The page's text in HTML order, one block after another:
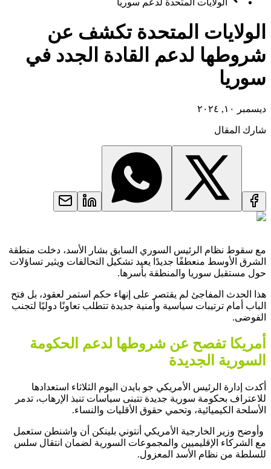
الولايات المتحدة لدعم سوريا
الولايات المتحدة تكشف عن
شروطها لدعم القادة الجدد في
سوريا
ديسمبر ١٠, ٢٠٢٤
شارك المقال
مع سقوط نظام الرئيس السوري السابق بشار الأسد، دخلت منطقة
الشرق الأوسط منعطفًا جديدًا يعيد تشكيل التحالفات ويثير تساؤلات
حول مستقبل سوريا والمنطقة بأسرها.
هذا الحدث المفاجئ لم يقتصر على إنهاء حكم استمر لعقود، بل فتح
الباب أمام ترتيبات سياسية وأمنية جديدة تتطلب تعاونًا دوليًا لتجنب
الفوضى.
أمريكا تفصح عن شروطها لدعم الحكومة
السورية الجديدة
أكدت إدارة الرئيس الأمريكي جو بايدن اليوم الثلاثاء استعدادها
للاعتراف بحكومة سورية جديدة تتبنى سياسات تنبذ الإرهاب، تدمر
الأسلحة الكيميائية، وتحمي حقوق الأقليات والنساء.
وأوضح وزير الخارجية الأمريكي أنتوني بلينكن أن واشنطن ستعمل
مع الشركاء الإقليميين والمجموعات السورية لضمان انتقال سلس
للسلطة من نظام الأسد المعزول.